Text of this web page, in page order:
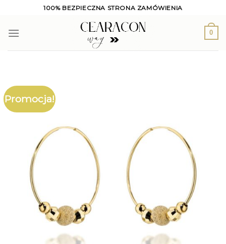
content
100% BEZPIECZNA STRONA ZAMÓWIENIA
0
Promocja!